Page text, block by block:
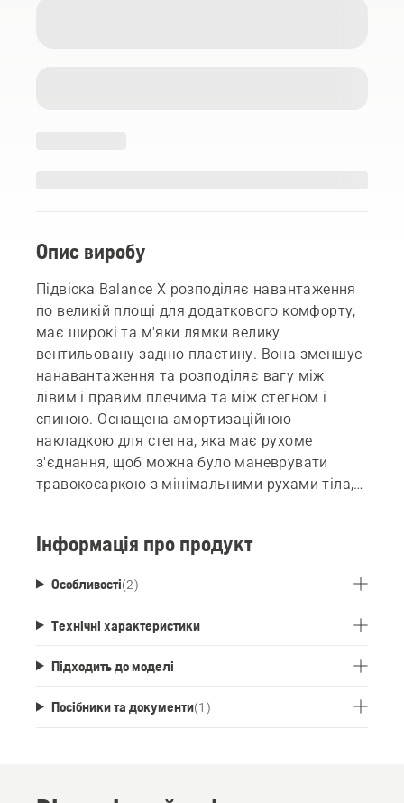
Опис виробу
Підвіска Balance X розподіляє навантаження
по великій площі для додаткового комфорту,
має широкі та м'яки лямки велику
вентильовану задню пластину. Вона зменшує
нанавантаження та розподіляє вагу між
лівим і правим плечима та між стегном і
спиною. Оснащена амортизаційною
накладкою для стегна, яка має рухоме
з'єднання, щоб можна було маневрувати
травокосаркою з мінімальними рухами тіла,
найкращого прилягання за допомогою
Екстренне відєднання допомагає швидко і
Інформація про продукт
Особливості(2)
Технічні характеристики
Підходить до моделі
Посібники та документи(1 )